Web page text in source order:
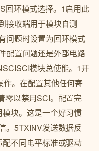
回环模式选择。1启用此
接收端用于模块自测
问题时设置为回环模式
配置问题还是外部电路
模块总使能。1开
作。在配置其他任何寄
零以禁用SCI。配置完
块。这是一个好习惯
。5TXINV发送数据反
不同电平标准或驱动